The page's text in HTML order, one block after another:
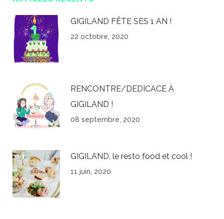
GIGILAND FÊTE SES 1 AN !
22 octobre, 2020
RENCONTRE/DEDICACE À
GIGILAND !
08 septembre, 2020
GIGILAND, le resto food et cool !
11 juin, 2020